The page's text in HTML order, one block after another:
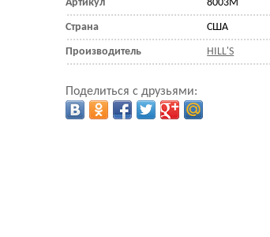
Артикул 8003M
Страна США
Производитель HILL'S
Поделиться с друзьями: